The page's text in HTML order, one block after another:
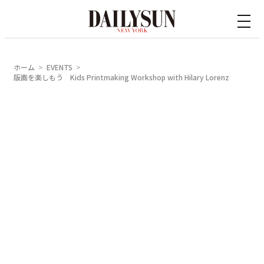
ホーム
EVENTS
版画を楽しもう Kids Printmaking Workshop with Hilary Lorenz